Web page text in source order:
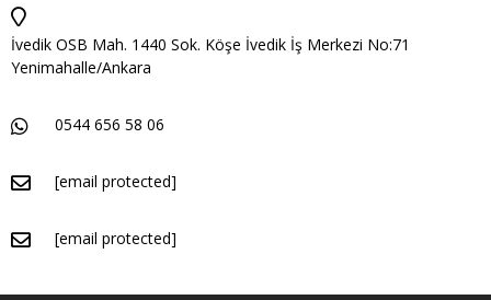
İvedik OSB Mah. 1440 Sok. Köşe İvedik İş Merkezi No:71
Yenimahalle/Ankara
0544 656 58 06
[email protected]
[email protected]